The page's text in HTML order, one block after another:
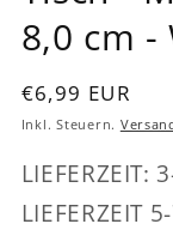
Modal
öffnen
8,0 cm
Normaler
Preis
€6,99 EUR
Inkl. Steuern.
LIEFERZEIT:
LIEFERZEIT